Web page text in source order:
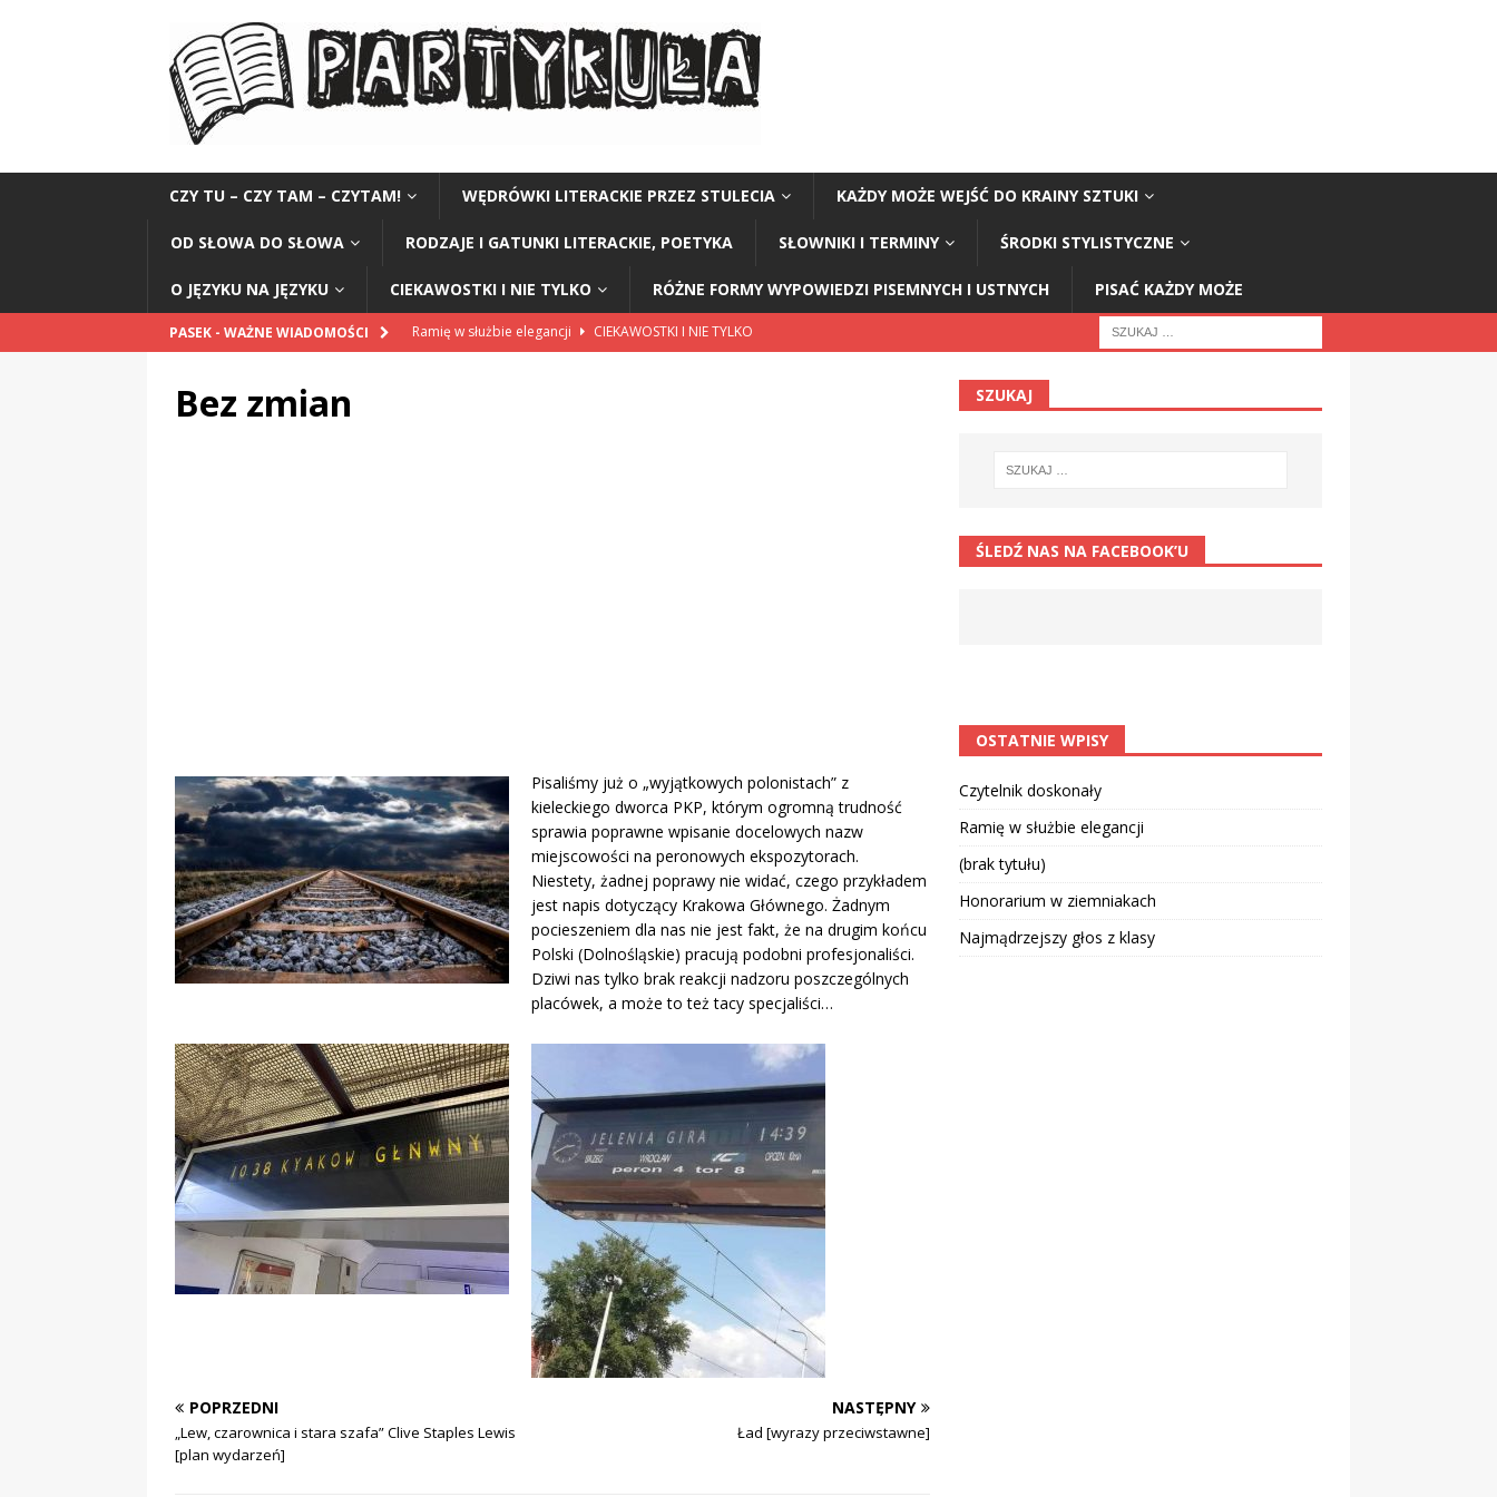
CZY TU – CZY TAM – CZYTAM! WĘDRÓWKI LITERACKIE PRZEZ STULECIA KAŻDY MOŻE WEJŚĆ DO KRAINY SZTUKI
OD SŁOWA DO SŁOWA RODZAJE I GATUNKI LITERACKIE, POETYKA SŁOWNIKI I TERMINY ŚRODKI STYLISTYCZNE
O JĘZYKU NA JĘZYKU CIEKAWOSTKI I NIE TYLKO RÓŻNE FORMY WYPOWIEDZI PISEMNYCH I USTNYCH PISAĆ KAŻDY MOŻE
PASEK - WAŻNE WIADOMOŚCI Ramię w służbie elegancji
CIEKAWOSTKI I NIE TYLKO
Bez zmian
Pisaliśmy już o „wyjątkowych polonistach” z
kieleckiego dworca PKP, którym ogromną trudność
sprawia poprawne wpisanie docelowych nazw
miejscowości na peronowych ekspozytorach.
Niestety, żadnej poprawy nie widać, czego przykładem
jest napis dotyczący Krakowa Głównego. Żadnym
pocieszeniem dla nas nie jest fakt, że na drugim końcu
Polski (Dolnośląskie) pracują podobni profesjonaliści.
Dziwi nas tylko brak reakcji nadzoru poszczególnych
placówek, a może to też tacy specjaliści…
POPRZEDNI
„Lew, czarownica i stara szafa” Clive Staples Lewis
[plan wydarzeń]
NASTĘPNY
Ład [wyrazy przeciwstawne]
SZUKAJ
ŚLEDŹ NAS NA FACEBOOK’U
OSTATNIE WPISY
Czytelnik doskonały
Ramię w służbie elegancji
(brak tytułu)
Honorarium w ziemniakach
Najmądrzejszy głos z klasy